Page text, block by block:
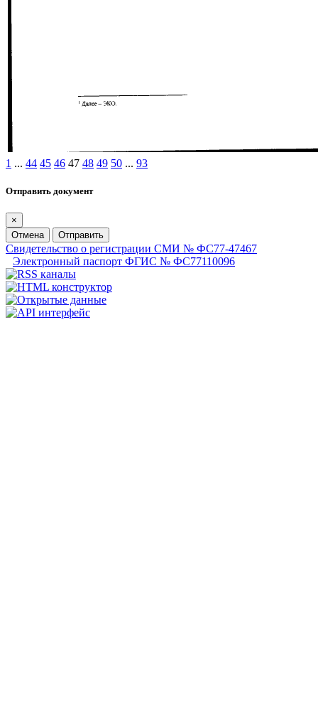
1 ... 44 45 46 47 48 49 50 ... 93
Отправить документ
×
Отмена
Отправить
Свидетельство о регистрации СМИ № ФС77-47467
Электронный паспорт ФГИС № ФС77110096